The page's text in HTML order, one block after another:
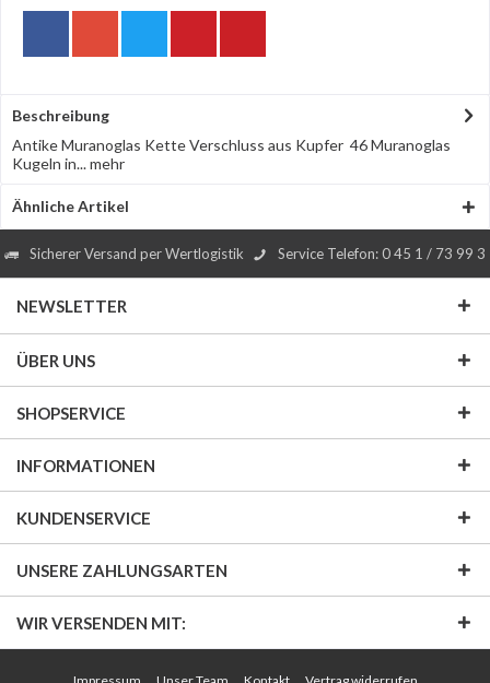
Beschreibung
Antike Muranoglas Kette Verschluss aus Kupfer 46 Muranoglas
Kugeln in...mehr
Ähnliche Artikel
Sicherer Versand per Wertlogistik Service Telefon: 0 45 1 / 73 99 3
NEWSLETTER
ÜBER UNS
SHOPSERVICE
INFORMATIONEN
KUNDENSERVICE
UNSERE ZAHLUNGSARTEN
WIR VERSENDEN MIT: